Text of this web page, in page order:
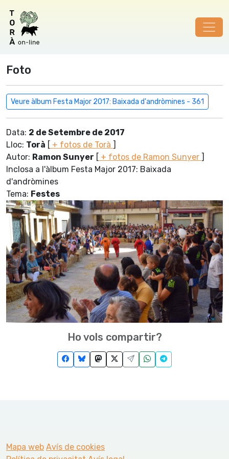
Foto
Veure àlbum Festa Major 2017: Baixada d'andròmines - 361
Data: 2 de Setembre de 2017
Lloc: Torà [ + fotos de Torà ]
Autor: Ramon Sunyer [ + fotos de Ramon Sunyer ]
Inclosa a l'àlbum Festa Major 2017: Baixada
d'andròmines
Tema: Festes
Ho vols compartir?
Mapa web Avís de cookies